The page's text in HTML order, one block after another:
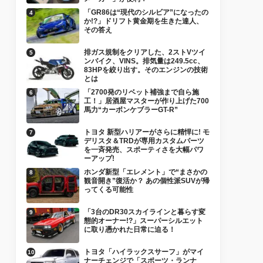
「GR86は“現代のシルビア”になったの
か!?」ドリフト黄金期を生きた達人、
その答え
排ガス規制をクリアした、2ストVツイ
ンバイク、VINS。排気量は249.5cc、
83HPを絞り出す。そのエンジンの技術
とは
「2700発のリベット補強まで自ら施
工！」居酒屋マスターが作り上げた700
馬力“カーボンケブラーGT-R”
トヨタ 新型ハリアーがさらに精悍に! モ
デリスタ＆TRDが専用カスタムパーツ
を一斉発売、スポーティさを大幅パワ
ーアップ!
ホンダ新型「エレメント」で“まさかの
観音開き”復活か？ あの個性派SUVが帰
ってくる可能性
「3台のDR30スカイラインと暮らす変
態的オーナー!?」スーパーシルエット
に取り憑かれた日常に迫る！
トヨタ「ハイラックスサーフ」がマイ
ナーチェンジで「スポーツ・ランナ